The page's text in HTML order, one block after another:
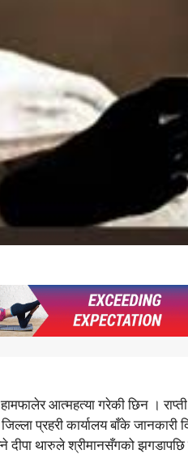
आत्महत्या गरेकी छिन ।
प्रहरी कार्यालय बाँके
दीपा थारुले श्रीमानसँगको